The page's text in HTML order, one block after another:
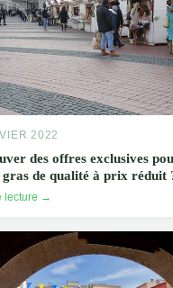
2022
des offres exclusives
gras de qualité à prix réduit
lecture →